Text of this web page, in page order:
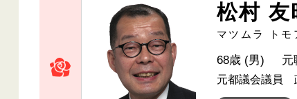
松村 友
マツムラ トモ
68歳 (男) 元
元都議会議員